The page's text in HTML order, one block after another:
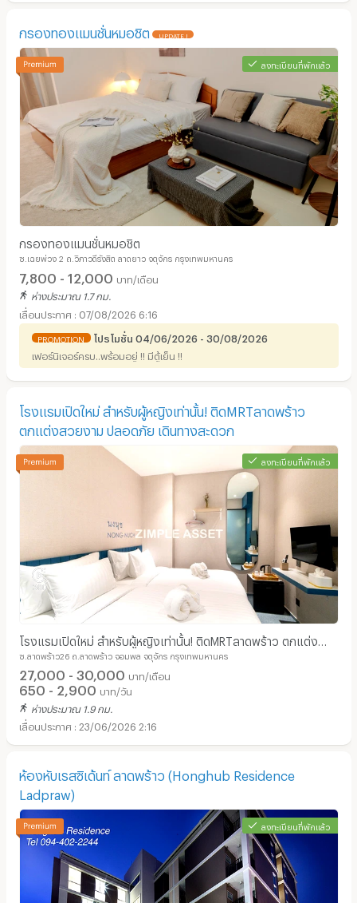
กรองทองแมนชั่นหมอชิต UPDATE !
ลงทะเบียนที่พักแล้ว
กรองทองแมนชั่นหมอชิต
ซ.เฉยพ่วง 2 ถ.วิภาวดีรังสิต ลาดยาว จตุจักร กรุงเทพมหานคร
7,800 - 12,000 บาท/เดือน
ห่างประมาณ 1.7 กม.
07/08/2026 6:16
PROMOTION โปรโมชั่น 04/06/2026 - 30/08/2026
เฟอร์นิเจอร์ครบ..พร้อมอยู่ !! มีตู้เย็น !!
โรงแรมเปิดใหม่ สำหรับผู้หญิงเท่านั้น! ติดMRTลาดพร้าว
ตกแต่งสวยงาม ปลอดภัย เดินทางสะดวก
ลงทะเบียนที่พักแล้ว
โรงแรมเปิดใหม่ สำหรับผู้หญิงเท่านั้น! ติดMRTลาดพร้าว ตกแต่ง
สวยงาม ปลอดภัย เดินทางสะดวก
ซ.ลาดพร้าว26 ถ.ลาดพร้าว จอมพล จตุจักร กรุงเทพมหานคร
27,000 - 30,000 บาท/เดือน
650 - 2,900 บาท/วัน
ห่างประมาณ 1.9 กม.
23/06/2026 2:16
ห้องหับเรสซิเด้นท์ ลาดพร้าว (Honghub Residence
Ladpraw)
ลงทะเบียนที่พักแล้ว